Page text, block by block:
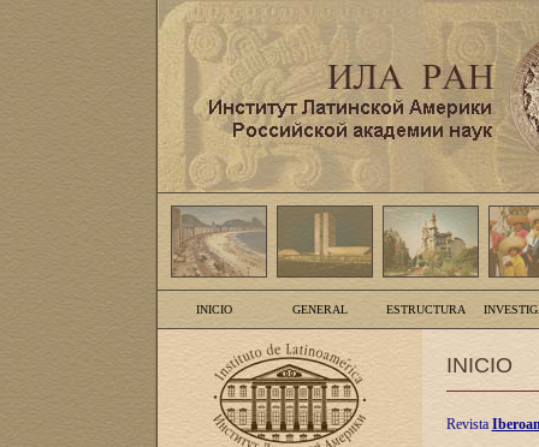
INICIO GENERAL ESTRUCTURA
INICIO
Revista